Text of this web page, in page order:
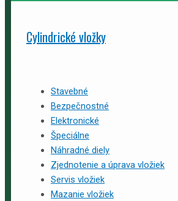
Cylindrické vložky
Stavebné
Bezpečnostné
Elektronické
Špeciálne
Náhradné diely
Zjednotenie a úprava vložiek
Servis vložiek
Mazanie vložiek